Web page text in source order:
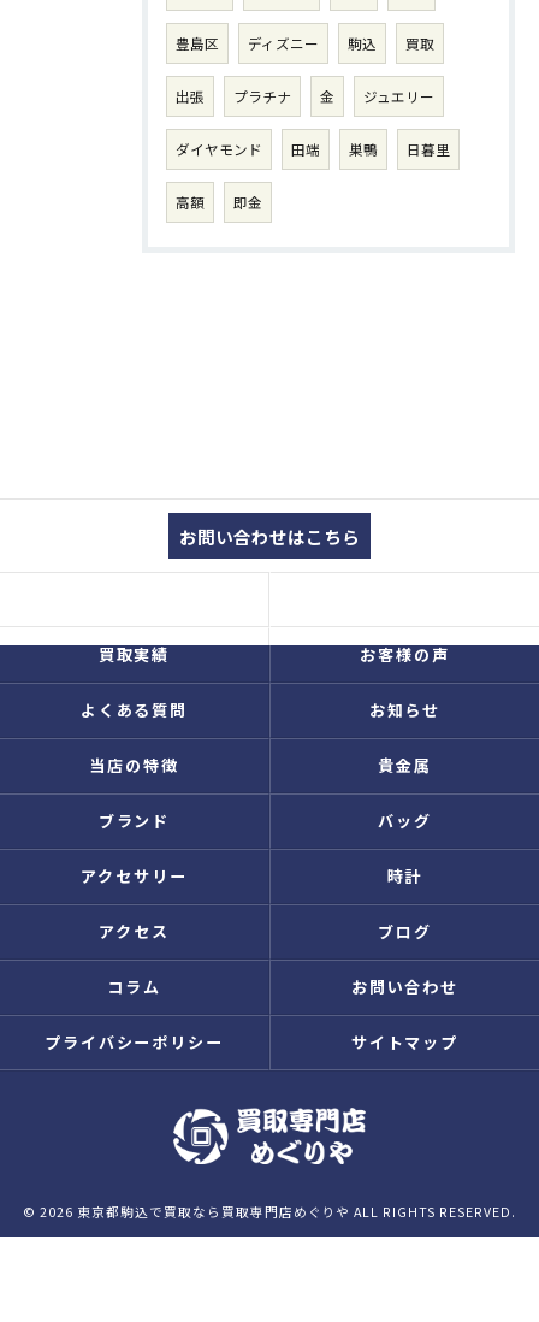
豊島区 ディズニー 駒込 買取
出張 プラチナ 金 ジュエリー
ダイヤモンド 田端 巣鴨 日暮里
高額 即金
お問い合わせはこちら
買取実績 お客様の声
よくある質問 お知らせ
当店の特徴 貴金属
ブランド バッグ
アクセサリー 時計
アクセス ブログ
コラム お問い合わせ
プライバシーポリシー サイトマップ
© 2026 東京都駒込で買取なら買取専門店めぐりや ALL RIGHTS RESERVED.